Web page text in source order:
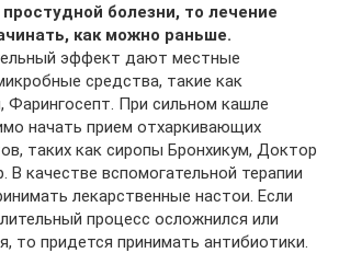
болезни, то лечение
как можно раньше.
эффект дают местные
средства, такие как
Фарингосепт. При сильном кашле
начать прием отхаркивающих
таких как сиропы Бронхикум, Доктор
качестве вспомогательной терапии
лекарственные настои. Если
процесс осложнился или
то придется принимать антибиотики.